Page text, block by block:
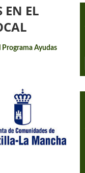
EN EL
Programa Ayudas